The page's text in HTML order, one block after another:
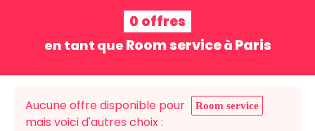
0 offres
en tant que Room serviceà Paris
Aucune offre disponible pour Room service
mais voici d'autres choix :